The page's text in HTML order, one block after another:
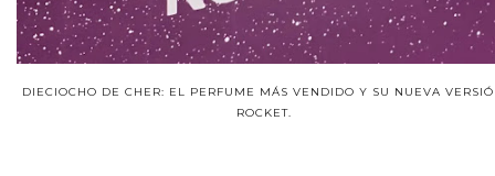
DIECIOCHO DE CHER: EL PERFUME MÁS VENDIDO Y SU NUEVA
ROCKET.